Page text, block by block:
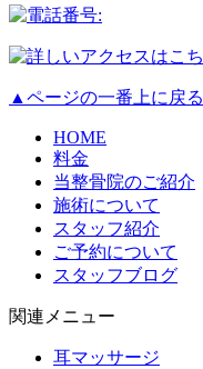
▲ページの一番上に戻る
HOME
料金
当整骨院のご紹介
施術について
スタッフ紹介
ご予約について
スタッフブログ
関連メニュー
耳マッサージ